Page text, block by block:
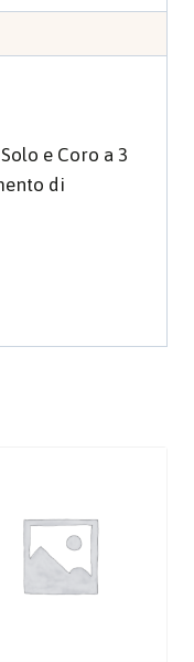
e Coro a 3
di